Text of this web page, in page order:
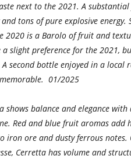
next to the 2021. A substantial
tons of pure explosive energy.
2020 is a Barolo of fruit and
slight preference for the 2021,
second bottle enjoyed in a local
01/2025
shows balance and elegance with
Red and blue fruit aromas add
iron ore and dusty ferrous notes.
Cerretta has volume and